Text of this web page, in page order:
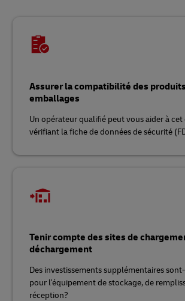
Assurer la compatibilité des
emballages
Un opérateur qualifié peut vous aider à cet
vérifiant la fiche de données de sécurité
Tenir compte des sites de
déchargement
Des investissements supplémentaires
pour l'équipement de stockage, de
réception?